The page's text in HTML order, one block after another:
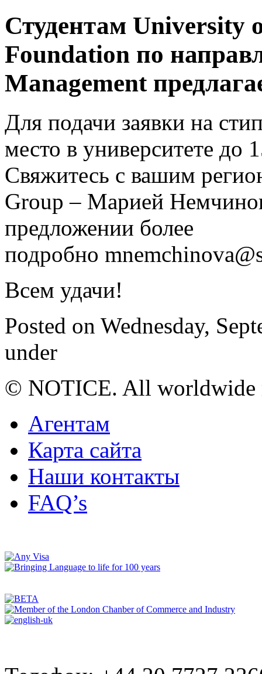
Студентам University
Foundation по
Management
Для подачи заявки на
место в университете до
Свяжитесь с вашим
Group – Марией
предложении более
подробно
Всем удачи!
Posted on Wednesday,
under
© NOTICE. All worldwide
Агентам
Карта сайта
Наши контакты
FAQ’s